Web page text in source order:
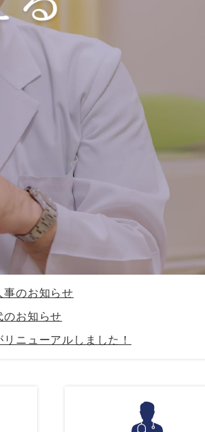
事のお知らせ
のお知らせ
リニューアルしました！